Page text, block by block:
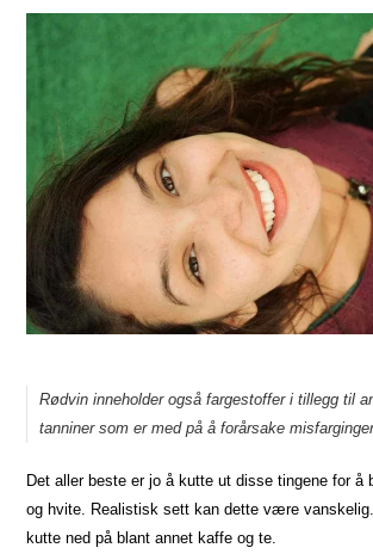
Rødvin inneholder også fargestoffer i tillegg til
tanniner som er med på å forårsake
Det aller beste er jo å kutte ut disse tingene for å
og hvite. Realistisk sett kan dette være
kutte ned på blant annet kaffe og te.